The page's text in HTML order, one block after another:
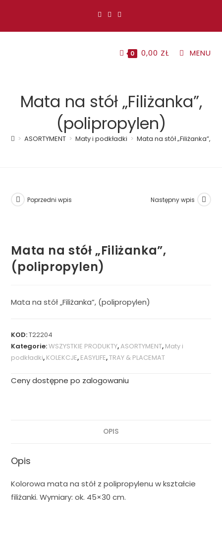
0 0,00 ZŁ MENU
Mata na stół „Filiżanka”,
(polipropylen)
> ASORTYMENT > Maty i podkładki > Mata na stół „Filiżanka”,
Poprzedni wpis Następny wpis
Mata na stół „Filiżanka”,
(polipropylen)
Mata na stół „Filiżanka”, (polipropylen)
KOD:T22204
Kategorie:WSZYSTKIE PRODUKTY,ASORTYMENT, Maty i
podkładki, KOLEKCJE, EASYLIFE,TRAY & PLACEMAT
Ceny dostępne po zalogowaniu
OPIS
Opis
Kolorowa mata na stół z polipropylenu w kształcie
filiżanki. Wymiary: ok. 45×30 cm.